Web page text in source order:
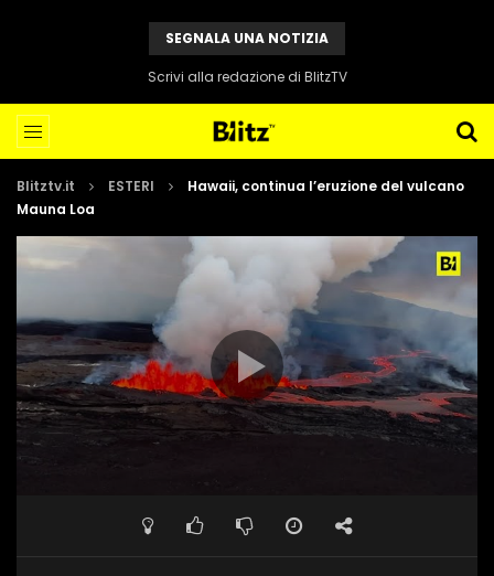
SEGNALA UNA NOTIZIA
Scrivi alla redazione di BlitzTV
Blitztv.it ESTERI
Hawaii, continua l’eruzione del vulcano
Mauna Loa